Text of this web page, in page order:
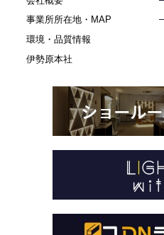
事業所所在地・MAP
環境・品質情報
伊勢原本社